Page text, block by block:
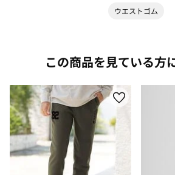
ウエストゴム
この商品を見ている方